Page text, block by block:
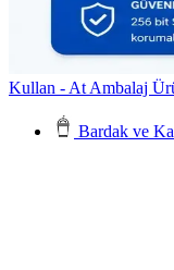
Kullan - At Ambalaj
Bardak ve